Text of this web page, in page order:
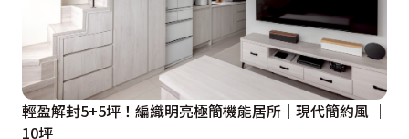
面以木皮與特殊漆異材質拼接，雙圓造型結合間接照明，
營造出溫潤且具深度美學的休憩氛圍。
在僅有 1.5 坪的男孩房與女孩房中，「架高床」成為空間
利用的核心。男孩房床下配置大容量側拉櫃，連樓梯踏階
輕盈解封5+5坪！編織明亮極簡機能居所｜現代簡約風 ｜
10坪